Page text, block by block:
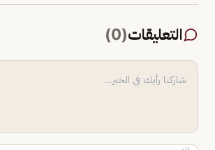
التعليقات(
0
)